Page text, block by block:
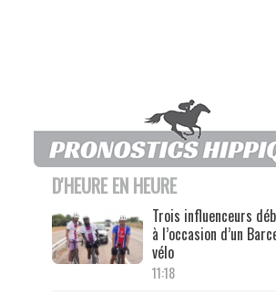
D'HEURE EN HEURE
Trois influenceurs
à l’occasion d’un
vélo
11:18